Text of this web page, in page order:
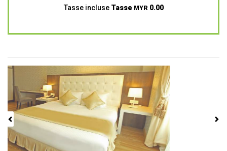
Tasse incluse Tasse MYR 0.00
Previous